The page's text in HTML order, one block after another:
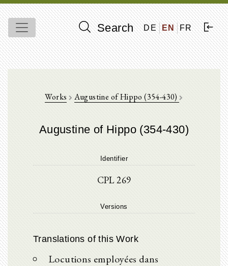
Search DE EN FR
Works Augustine of Hippo (354-430)
Augustine of Hippo (354-430)
Identifier
CPL 269
Versions
Translations of this Work
Locutions employées dans